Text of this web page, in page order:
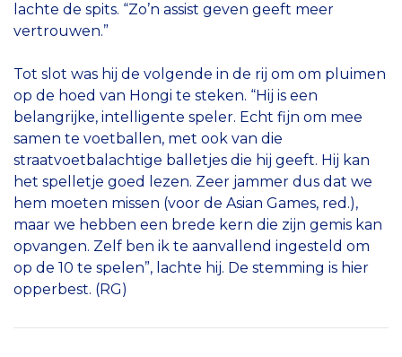
lachte de spits. “Zo’n assist geven geeft meer
vertrouwen.”
Tot slot was hij de volgende in de rij om om pluimen
op de hoed van Hongi te steken. “Hij is een
belangrijke, intelligente speler. Echt fijn om mee
samen te voetballen, met ook van die
straatvoetbalachtige balletjes die hij geeft. Hij kan
het spelletje goed lezen. Zeer jammer dus dat we
hem moeten missen (voor de Asian Games, red.),
maar we hebben een brede kern die zijn gemis kan
opvangen. Zelf ben ik te aanvallend ingesteld om
op de 10 te spelen”, lachte hij. De stemming is hier
opperbest. (RG)